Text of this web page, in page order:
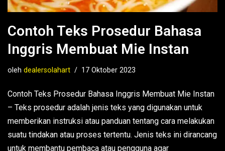
Contoh Teks Prosedur Bahasa
Inggris Membuat Mie Instan
oleh dealersolahart 17 Oktober 2023
Contoh Teks Prosedur Bahasa Inggris Membuat Mie Instan
– Teks prosedur adalah jenis teks yang digunakan untuk
memberikan instruksi atau panduan tentang cara melakukan
suatu tindakan atau proses tertentu. Jenis teks ini dirancang
untuk membantu pembaca atau pengguna agar